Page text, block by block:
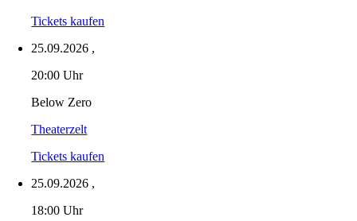
Tickets kaufen
25.09.2026 ,
20:00 Uhr
Below Zero
Theaterzelt
Tickets kaufen
25.09.2026 ,
18:00 Uhr